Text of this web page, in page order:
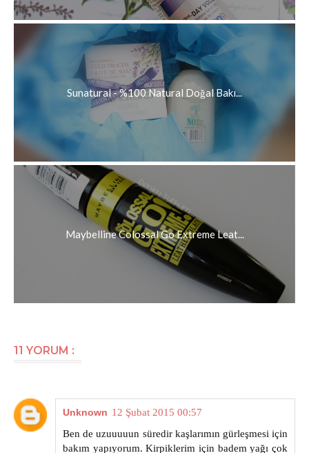
Sunatural - %100 Natural Doğal Bakı...
Maybelline Colossal Go Extreme Leat...
11 YORUM :
Unknown 12 Şubat 2015 00:57
Ben de uzuuuuun süredir kaşlarımın gürleşmesi için
bakım yapıyorum. Kirpiklerim için badem yağı çok